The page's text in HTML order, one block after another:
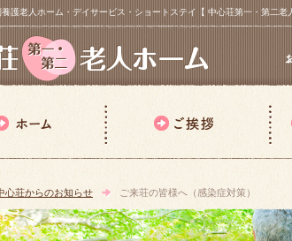
養護老人ホーム・デイサービス・ショートステイ【 中心荘第一・第
心荘からのお知らせ ご来荘の皆様へ（感染症対策）